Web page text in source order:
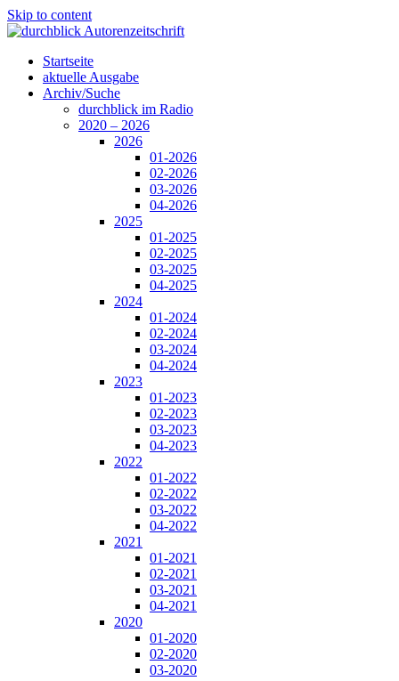
Skip to content
Startseite
aktuelle Ausgabe
Archiv/Suche
durchblick im Radio
2020 – 2026
2026
01-2026
02-2026
03-2026
04-2026
2025
01-2025
02-2025
03-2025
04-2025
2024
01-2024
02-2024
03-2024
04-2024
2023
01-2023
02-2023
03-2023
04-2023
2022
01-2022
02-2022
03-2022
04-2022
2021
01-2021
02-2021
03-2021
04-2021
2020
01-2020
02-2020
03-2020